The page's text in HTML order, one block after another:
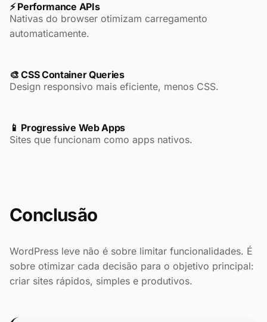
⚡ Performance APIs
Nativas do browser otimizam carregamento
automaticamente.
🎨 CSS Container Queries
Design responsivo mais eficiente, menos CSS.
📱 Progressive Web Apps
Sites que funcionam como apps nativos.
Conclusão
WordPress leve não é sobre limitar funcionalidades. É
sobre otimizar cada decisão para o objetivo principal:
criar sites rápidos, simples e produtivos.